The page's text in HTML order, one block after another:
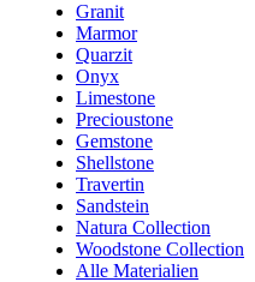
Granit
Marmor
Quarzit
Onyx
Limestone
Precioustone
Gemstone
Shellstone
Travertin
Sandstein
Natura Collection
Woodstone Collection
Alle Materialien